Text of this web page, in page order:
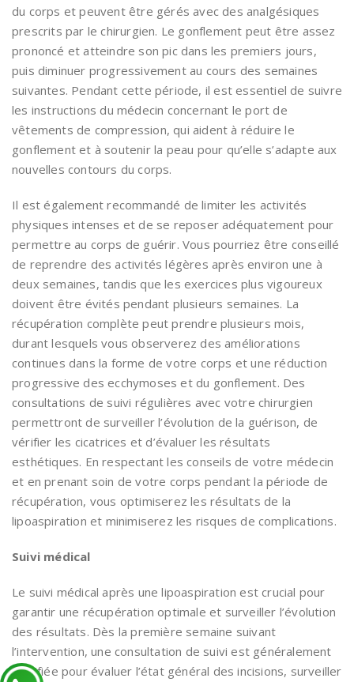
du corps et peuvent être gérés avec des analgésiques
prescrits par le chirurgien. Le gonflement peut être assez
prononcé et atteindre son pic dans les premiers jours,
puis diminuer progressivement au cours des semaines
suivantes. Pendant cette période, il est essentiel de suivre
les instructions du médecin concernant le port de
vêtements de compression, qui aident à réduire le
gonflement et à soutenir la peau pour qu’elle s’adapte aux
nouvelles contours du corps.
Il est également recommandé de limiter les activités
physiques intenses et de se reposer adéquatement pour
permettre au corps de guérir. Vous pourriez être conseillé
de reprendre des activités légères après environ une à
deux semaines, tandis que les exercices plus vigoureux
doivent être évités pendant plusieurs semaines. La
récupération complète peut prendre plusieurs mois,
durant lesquels vous observerez des améliorations
continues dans la forme de votre corps et une réduction
progressive des ecchymoses et du gonflement. Des
consultations de suivi régulières avec votre chirurgien
permettront de surveiller l’évolution de la guérison, de
vérifier les cicatrices et d’évaluer les résultats
esthétiques. En respectant les conseils de votre médecin
et en prenant soin de votre corps pendant la période de
récupération, vous optimiserez les résultats de la
lipoaspiration et minimiserez les risques de complications.
Suivi médical
Le suivi médical après une lipoaspiration est crucial pour
garantir une récupération optimale et surveiller l’évolution
des résultats. Dès la première semaine suivant
l’intervention, une consultation de suivi est généralement
planifiée pour évaluer l’état général des incisions, surveiller